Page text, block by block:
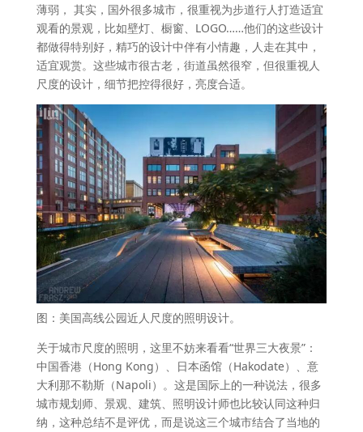
薄弱， 其实，国外很多城市，很重视为步道行人打造适宜
观看的景观，比如壁灯、橱窗、LOGO……他们的这些设计
都做得特别好，精巧的设计中伴有小情趣，人走在其中，
适宜观赏。这些城市很古老，街道虽然很窄，但很重视人
尺度的设计，细节把控得很好，亮度合适。
图：美国高线公园近人尺度的照明设计。
关于城市尺度的照明，这里不妨来看看“世界三大夜景”：
中国香港（Hong Kong）、日本函馆（Hakodate）、意
大利那不勒斯（Napoli）。这是国际上的一种说法，很多
城市规划师、景观、建筑、照明设计师也比较认同这种归
纳，这种总结不是评优，而是说这三个城市结合了当地的